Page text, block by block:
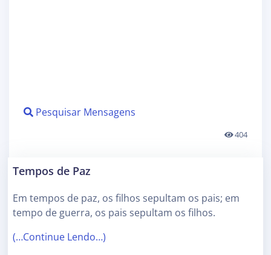
Pesquisar Mensagens
404
Tempos de Paz
Em tempos de paz, os filhos sepultam os pais; em
tempo de guerra, os pais sepultam os filhos.
(…Continue Lendo…)